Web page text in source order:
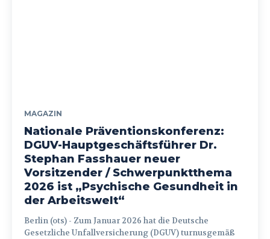
MAGAZIN
Nationale Präventionskonferenz:
DGUV-Hauptgeschäftsführer Dr.
Stephan Fasshauer neuer
Vorsitzender / Schwerpunktthema
2026 ist „Psychische Gesundheit in
der Arbeitswelt“
Berlin (ots) - Zum Januar 2026 hat die Deutsche
Gesetzliche Unfallversicherung (DGUV) turnusgemäß